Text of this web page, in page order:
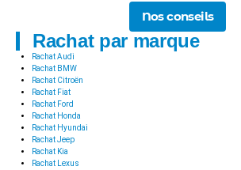
Nos conseils
Rachat par marque
Rachat Audi
Rachat BMW
Rachat Citroën
Rachat Fiat
Rachat Ford
Rachat Honda
Rachat Hyundai
Rachat Jeep
Rachat Kia
Rachat Lexus